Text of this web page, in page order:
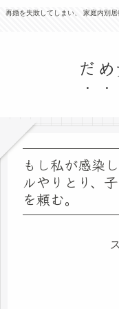
再婚を失敗してしまい、 家庭内別
だ
もし私が感染
ルやりとり、
を頼む。